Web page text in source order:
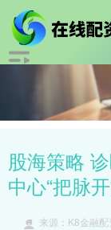
股海策略
中心“把脉
来源：K8金融配